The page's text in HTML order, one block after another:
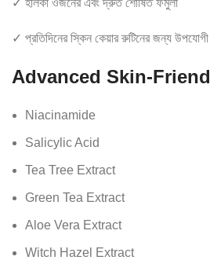
✓ হালকা ওজনের এবং দ্রুত শোষিত ফর্মুলা
✓ প্রতিদিনের স্কিন কেয়ার রুটিনের জন্য উপযোগী
Advanced Skin-
Niacinamide
Salicylic Acid
Tea Tree Extract
Green Tea Extract
Aloe Vera Extract
Witch Hazel Extract